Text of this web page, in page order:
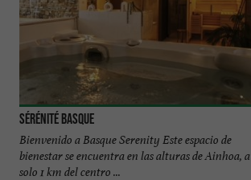
Sérénité Basque
Bienvenido a Basque Serenity Este espacio de
bienestar se encuentra en las alturas de Ainhoa, a
solo 1 km del centro ...